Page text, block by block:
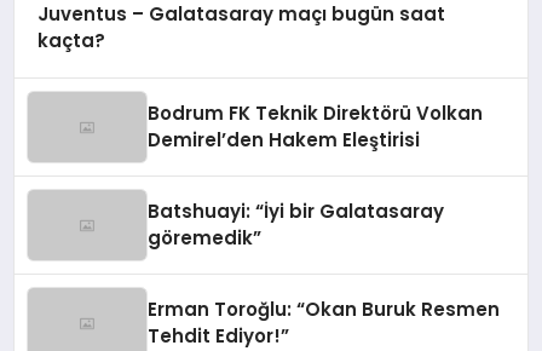
Juventus – Galatasaray maçı bugün saat
kaçta?
Bodrum FK Teknik Direktörü Volkan
Demirel’den Hakem Eleştirisi
Batshuayi: “İyi bir Galatasaray
göremedik”
Erman Toroğlu: “Okan Buruk Resmen
Tehdit Ediyor!”